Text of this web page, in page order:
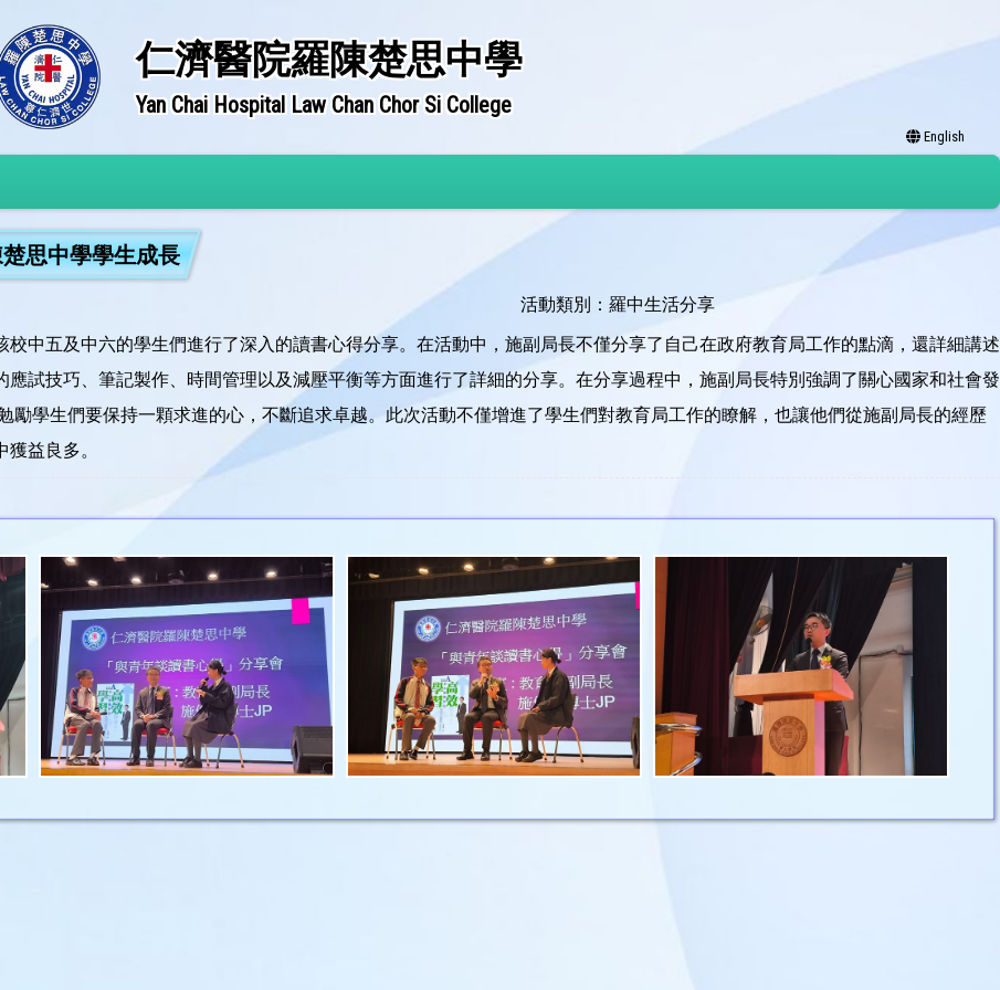
仁濟醫院羅陳楚思中學
Yan Chai Hospital Law Chan Chor Si College
English
思中學學生成長
活動類別：羅中生活分享
中五及中六的學生們進行了深入的讀書心得分享。在活動中，施副局長不僅分享了自己在政府教育局工作的點滴，還詳細講述
試技巧、筆記製作、時間管理以及減壓平衡等方面進行了詳細的分享。在分享過程中，施副局長特別強調了關心國家和社會發
學生們要保持一顆求進的心，不斷追求卓越。此次活動不僅增進了學生們對教育局工作的瞭解，也讓他們從施副局長的經歷
益良多。